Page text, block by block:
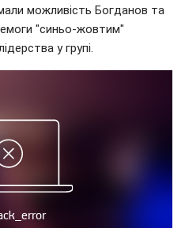
можливість Богданов та
"синьо-жовтим"
у групі.